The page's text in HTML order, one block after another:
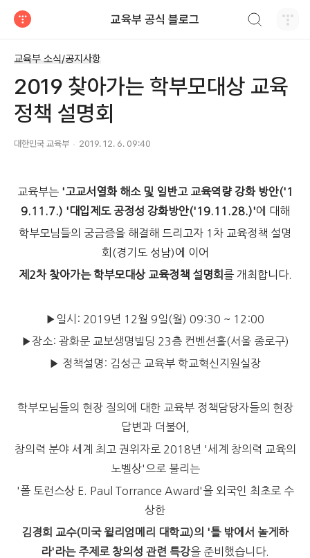
교육부 공식 블로그
교육부 소식/공지사항
2019 찾아가는 학부모대상 교육
정책 설명회
대한민국 교육부 2019. 12. 6. 09:40
교육부는 '고교서열화 해소 및 일반고 교육역량 강화 방안('1
9.11.7.) '대입제도 공정성 강화방안('19.11.28.)'에 대해
학부모님들의 궁금증을 해결해 드리고자 1차 교육정책 설명
회(경기도 성남)에 이어
제2차 찾아가는 학부모대상 교육정책 설명회 를 개최합니다.
▶일시: 2019년 12월 9일(월) 09:30 ~ 12:00
▶장소: 광화문 교보생명빌딩 23층 컨벤션홀(서울 종로구)
▶ 정책설명: 김성근 교육부 학교혁신지원실장
학부모님들의 현장 질의에 대한 교육부 정책담당자들의 현장
답변과 더불어,
창의력 분야 세계 최고 권위자로 2018년 '세계 창의력 교육의
노벨상'으로 불리는
'폴 토런스상 E. Paul Torrance Award'을 외국인 최초로 수
상한
김경희 교수(미국 윌리엄메리 대학교)의 '틀 밖에서 놀게하
라'라는 주제로 창의성 관련 특강을 준비했습니다.